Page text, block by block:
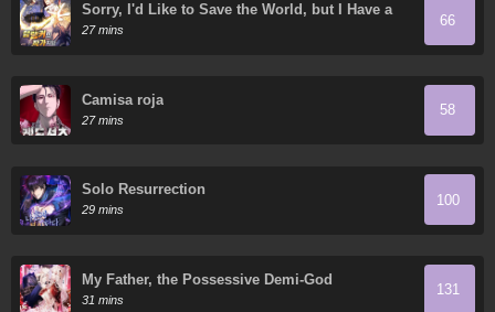
Sorry, I'd Like to Save the World, but I Have a
Deadline to Meet
27 mins
66
Camisa roja
27 mins
58
Solo Resurrection
29 mins
100
My Father, the Possessive Demi-God
31 mins
131